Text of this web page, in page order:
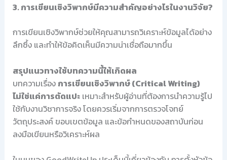
3. การเขียนเชิงวิพากษ์มีความสำคัญอย่างไรในงานวิจัย?
การเขียนเชิงวิพากษ์ช่วยให้คุณสามารถวิเคราะห์ข้อมูลได้อย่าง
ลึกซึ้ง และทำให้ข้อคิดเห็นมีความน่าเชื่อถือมากขึ้น
สรุปแนวทางใช้บทความนี้ให้เกิดผล
บทความเรื่อง การเขียนเชิงวิพากษ์ (Critical Writing)
ไม่ใช่แค่การตัดแปะเหมาะสำหรับผู้อ่านที่ต้องการนำความรู้ไป
ใช้กับงานวิชาการจริง โดยควรเริ่มจากการตรวจโจทย์
วัตถุประสงค์ ขอบเขตข้อมูล และข้อกำหนดของสถาบันก่อน
ลงมือเขียนหรือวิเคราะห์ผล